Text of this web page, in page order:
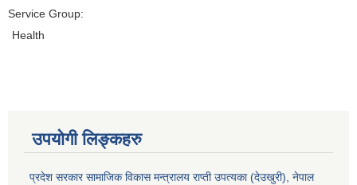
Service Group:
Health
उपयोगी लिङ्कहरु
प्रदेश सरकार सामाजिक विकास मन्‍‍त्रालय राप्ती उपत्यका (देउखुरी), नेपाल